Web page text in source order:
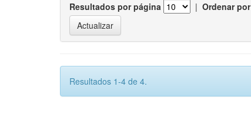
Resultados por página | Ordenar por
Resultados 1-4 de 4.